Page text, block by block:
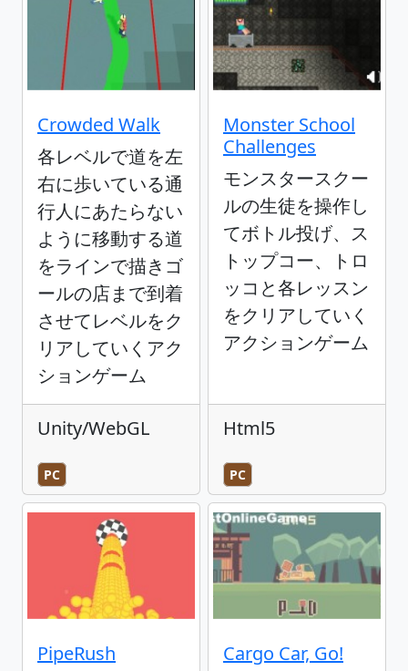
Crowded Walk
各レベルで道を左
右に歩いている通
行人にあたらない
ように移動する道
をラインで描きゴ
ールの店まで到着
させてレベルをク
リアしていくアク
ションゲーム
Unity/WebGL
PC
Monster School
Challenges
モンスタースクー
ルの生徒を操作し
てボトル投げ、ス
トップコー、トロ
ッコと各レッスン
をクリアしていく
アクションゲーム
Html5
PC
PipeRush
Cargo Car, Go!